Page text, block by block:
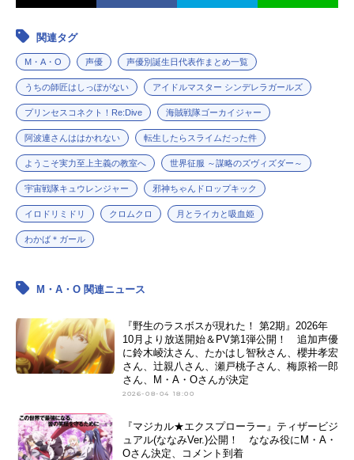
関連タグ
M・A・O 声優 声優別誕生日代表作まとめ一覧
うちの師匠はしっぽがない アイドルマスター シンデレラガールズ
プリンセスコネクト！Re:Dive 海賊戦隊ゴーカイジャー
阿波連さんははかれない 転生したらスライムだった件
ようこそ実力至上主義の教室へ 世界征服 ～謀略のズヴィズダー～
宇宙戦隊キュウレンジャー 邪神ちゃんドロップキック
イロドリミドリ クロムクロ 月とライカと吸血姫
わかば＊ガール
M・A・O 関連ニュース
『野生のラスボスが現れた！ 第2期』2026年
10月より放送開始＆PV第1弾公開！ 追加声優
に鈴木崚汰さん、たかはし智秋さん、櫻井孝宏
さん、辻親八さん、瀬戸桃子さん、梅原裕一郎
さん、M・A・Oさんが決定
2026-08-04 18:00
『マジカル★エクスプローラー』ティザービジ
ュアル(ななみVer.)公開！ ななみ役にM・A・
Oさん決定、コメント到着